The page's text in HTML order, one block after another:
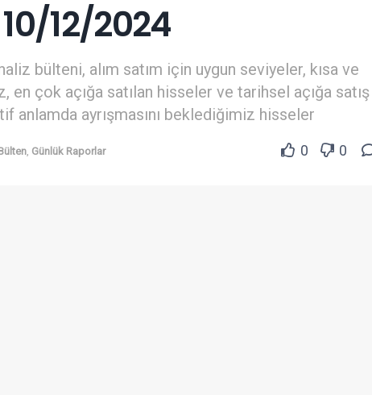
12/2024
bülteni, alım satım için uygun seviyeler, kısa ve
en çok açığa satılan hisseler ve tarihsel açığa satış
anlamda ayrışmasını beklediğimiz hisseler
Günlük Raporlar 0 0